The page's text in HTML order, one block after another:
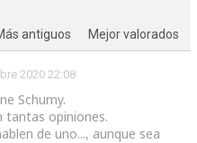
antiguos Mejor valorados
2020 22:08
Schumy.
tantas opiniones.
de uno..., aunque sea